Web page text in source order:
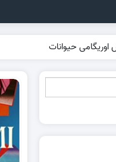
اوریگامی حیوانات